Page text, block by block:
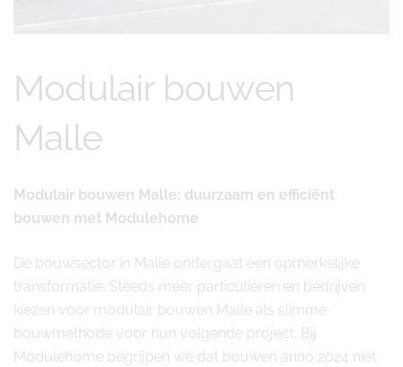
Modulair bouwen
Malle
Modulair bouwen Malle: duurzaam en efficiënt
bouwen met Modulehome
De bouwsector in Malle ondergaat een opmerkelijke
transformatie. Steeds meer particulieren en bedrijven
kiezen voor modulair bouwen Malle als slimme
bouwmethode voor hun volgende project. Bij
Modulehome begrijpen we dat bouwen anno 2024 niet